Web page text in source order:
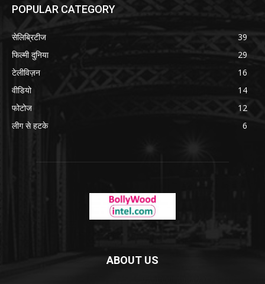
POPULAR CATEGORY
सेलिब्रिटीज
39
फिल्मी दुनिया
29
टेलीविज़न
16
वीडियो
14
फोटोज
12
लीग से हटके
6
ABOUT US